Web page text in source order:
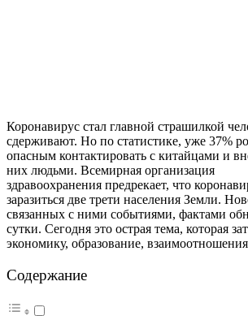
Коронавирус стал главной страшилкой
сдерживают. Но по статистике, уже 37%
опасным контактировать с китайцами и
них людьми. Всемирная организация
здравоохранения предрекает, что
заразиться две трети населения Земли.
связанных с ними событиями, фактами
сутки. Сегодня это острая тема, которая
экономику, образование,
Содержание